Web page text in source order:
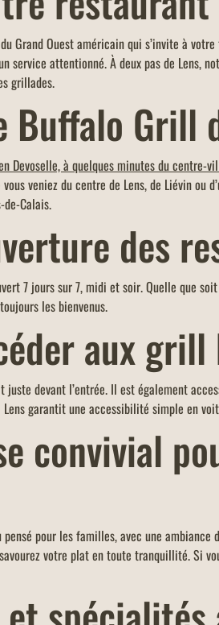
Grand Ouest américain qui s’invite à
service attentionné. À deux pas de Lens,
grillades.
Buffalo Grill
Devoselle, à quelques minutes du centre-
veniez du centre de Lens, de Liévin ou
Calais.
des
7 jours sur 7, midi et soir. Quelle que
les bienvenus.
aux grill
juste devant l’entrée. Il est également
garantit une accessibilité simple en
convivial
pour les familles, avec une
votre plat en toute tranquillité. Si